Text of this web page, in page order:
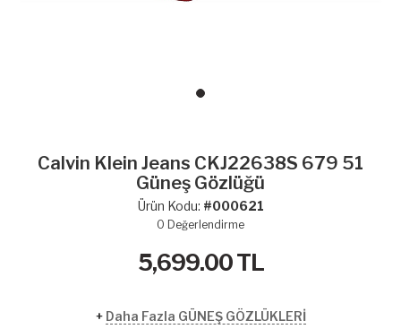
Calvin Klein Jeans CKJ22638S 679 51
Güneş Gözlüğü
Ürün Kodu: #000621
0 Değerlendirme
5,699.00TL
+ Daha Fazla GÜNEŞ GÖZLÜKLERİ